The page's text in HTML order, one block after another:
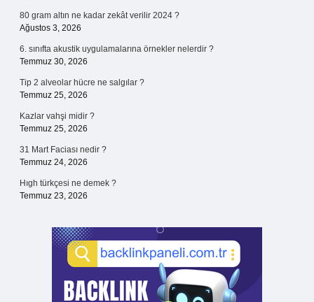
80 gram altın ne kadar zekât verilir 2024 ?
Ağustos 3, 2026
6. sınıfta akustik uygulamalarına örnekler nelerdir ?
Temmuz 30, 2026
Tip 2 alveolar hücre ne salgılar ?
Temmuz 25, 2026
Kazlar vahşi midir ?
Temmuz 25, 2026
31 Mart Faciası nedir ?
Temmuz 24, 2026
Hıgh türkçesi ne demek ?
Temmuz 23, 2026